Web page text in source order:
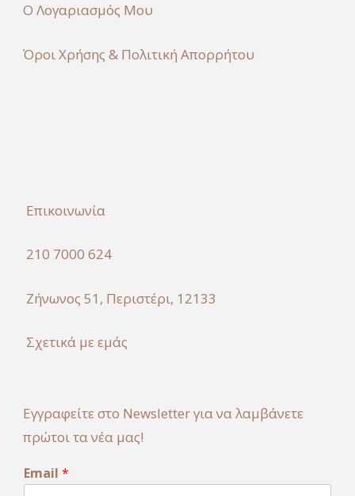
Ο Λογαριασμός Μου
Όροι Χρήσης & Πολιτική Απορρήτου
Επικοινωνία
210 7000 624
Ζήνωνος 51, Περιστέρι, 12133
Σχετικά με εμάς
Εγγραφείτε στο Newsletter για να λαμβάνετε
πρώτοι τα νέα μας!
E
m
Email *